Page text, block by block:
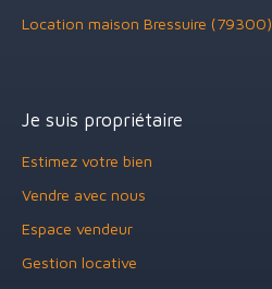
Location maison Bressuire (79300)
Je suis propriétaire
Estimez votre bien
Vendre avec nous
Espace vendeur
Gestion locative